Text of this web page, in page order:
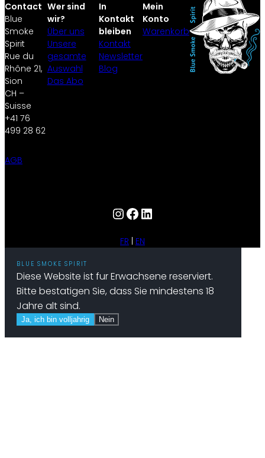
Contact
Blue
Smoke
Spirit
Rue du
Rhône 21,
Sion
CH –
Suisse
+41 76
499 28 62
AGB
Wer sind
wir?
Über uns
Unsere
gesamte
Auswahl
Das Abo
In
Kontakt
bleiben
Kontakt
Newsletter
Blog
Mein
Konto
Warenkorb
Instagram
Facebook
LinkedIn
FR EN
BLUE SMOKE SPIRIT
Diese Website ist fur Erwachsene reserviert.
Bitte bestatigen Sie, dass Sie mindestens 18
Jahre alt sind.
Ja, ich bin volljahrig Nein